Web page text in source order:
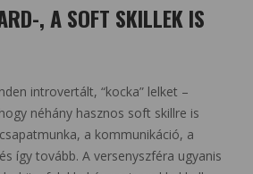
, A SOFT SKILLEK IS
introvertált, “kocka” lelket –
néhány hasznos soft skillre is
a kommunikáció, a
így tovább. A versenyszféra ugyanis